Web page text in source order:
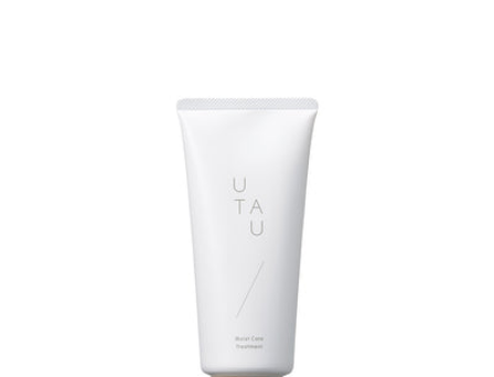
ーダルで0のメディアを開く